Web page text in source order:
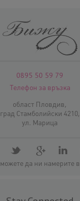
0895 50 59 79
Телефон за връзка
област Пловдив,
град Стамболийски 4210,
ул. Марица
можете да ни намерите в